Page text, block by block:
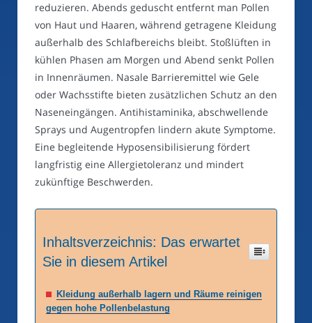
reduzieren. Abends geduscht entfernt man Pollen
von Haut und Haaren, während getragene Kleidung
außerhalb des Schlafbereichs bleibt. Stoßlüften in
kühlen Phasen am Morgen und Abend senkt Pollen
in Innenräumen. Nasale Barrieremittel wie Gele
oder Wachsstifte bieten zusätzlichen Schutz an den
Naseneingängen. Antihistaminika, abschwellende
Sprays und Augentropfen lindern akute Symptome.
Eine begleitende Hyposensibilisierung fördert
langfristig eine Allergietoleranz und mindert
zukünftige Beschwerden.
Inhaltsverzeichnis: Das erwartet
Sie in diesem Artikel
Kleidung außerhalb lagern und Räume reinigen
gegen hohe Pollenbelastung